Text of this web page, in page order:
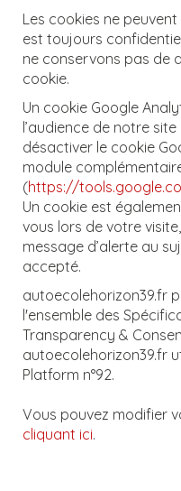
Les cookies ne
est toujours
ne conservons pas de
cookie.
Un cookie Google
l’audience de notre
désactiver le cookie
module
(https://
Un cookie est
vous lors de votre
message d’alerte au
accepté.
autoecolehorizon39.fr
l'ensemble des
Transparency &
autoecolehorizon39.fr
Platform n°92.
Vous pouvez modifier
cliquant ici.